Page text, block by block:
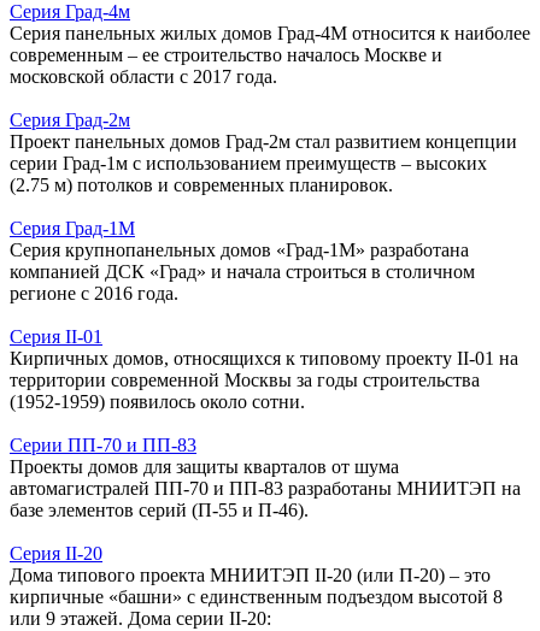
Серия Град-4м
Серия панельных жилых домов Град-4М относится к наиболее
современным – ее строительство началось Москве и
московской области с 2017 года.
Серия Град-2м
Проект панельных домов Град-2м стал развитием концепции
серии Град-1м с использованием преимуществ – высоких
(2.75 м) потолков и современных планировок.
Серия Град-1М
Серия крупнопанельных домов «Град-1М» разработана
компанией ДСК «Град» и начала строиться в столичном
регионе с 2016 года.
Серия II-01
Кирпичных домов, относящихся к типовому проекту II-01 на
территории современной Москвы за годы строительства
(1952-1959) появилось около сотни.
Серии ПП-70 и ПП-83
Проекты домов для защиты кварталов от шума
автомагистралей ПП-70 и ПП-83 разработаны МНИИТЭП на
базе элементов серий (П-55 и П-46).
Серия II-20
Дома типового проекта МНИИТЭП II-20 (или П-20) – это
кирпичные «башни» с единственным подъездом высотой 8
или 9 этажей. Дома серии II-20: